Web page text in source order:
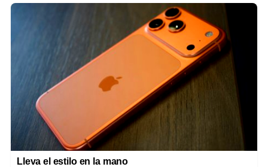
Lleva el estilo en la mano